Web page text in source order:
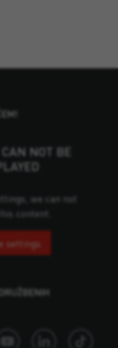
NOT BE
we can not
content.
settings